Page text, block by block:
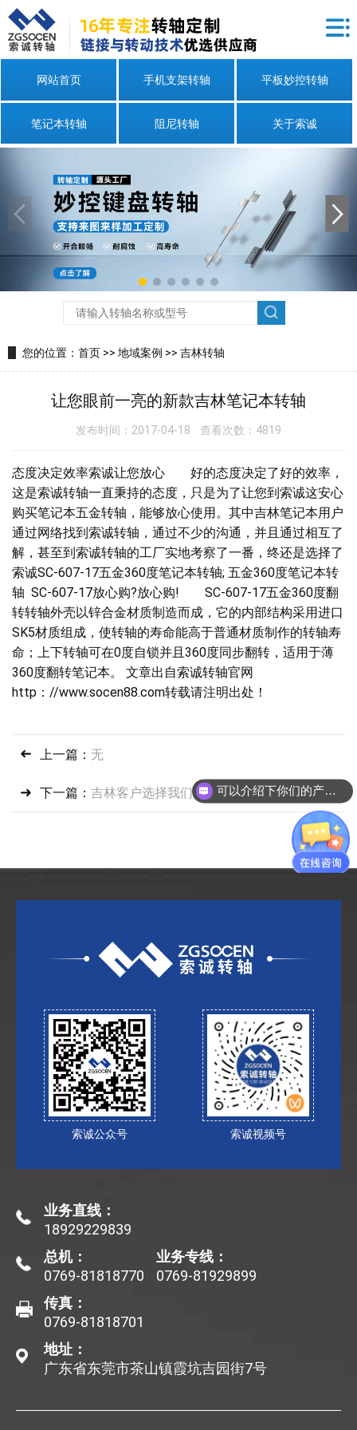
网站首页 手机支架转轴 平板妙控转轴
笔记本转轴 阻尼转轴 关于索诚
您的位置： 首页 >> 地域案例 >> 吉林转轴
让您眼前一亮的新款吉林笔记本转轴
发布时间：2017-04-18 查看次数：4819
态度决定效率索诚让您放心 好的态度决定了好的效率，
这是索诚转轴一直秉持的态度，只是为了让您到索诚这安心
购买笔记本五金转轴，能够放心使用。其中吉林笔记本用户
通过网络找到索诚转轴，通过不少的沟通，并且通过相互了
解，甚至到索诚转轴的工厂实地考察了一番，终还是选择了
索诚SC-607-17五金360度笔记本转轴; 五金360度笔记本转
轴 SC-607-17放心购?放心购! SC-607-17五金360度翻
转转轴外壳以锌合金材质制造而成，它的内部结构采用进口
SK5材质组成，使转轴的寿命能高于普通材质制作的转轴寿
命；上下转轴可在0度自锁并且360度同步翻转，适用于薄
360度翻转笔记本。 文章出自索诚转轴官网
http：//www.socen88.com转载请注明出处！
上一篇： 无
下一篇： 吉林客户选择我们大扭矩一字轴
索诚公众号 索诚视频号
业务直线：
18929229839
总机：
0769-81818770
业务专线：
0769-81929899
传真：
0769-81818701
地址：
广东省东莞市茶山镇霞坑吉园街7号
可以介绍下你们的产品么？